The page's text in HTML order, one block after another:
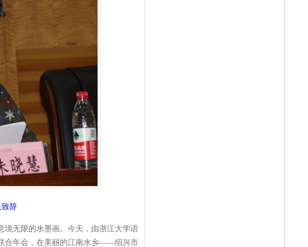
辞
无限的水墨画。今天，由浙江大学语
合年会，在美丽的江南水乡——绍兴市